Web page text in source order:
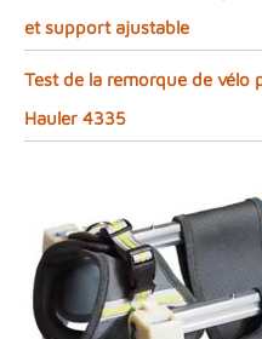
et support ajustable
Test de la remorque de vélo
Hauler 4335